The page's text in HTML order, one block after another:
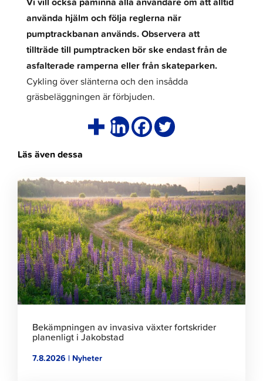
använda hjälm och följa reglerna när
pumptrackbanan används. Observera att
tillträde till pumptracken bör ske endast från de
asfalterade ramperna eller från skateparken.
Cykling över slänterna och den insådda
gräsbeläggningen är förbjuden.
Läs även dessa
Klicka
för
att
läsa
artikeln
Bekämpningen av invasiva växter fortskrider
planenligt i Jakobstad
7.8.2026 | Nyheter